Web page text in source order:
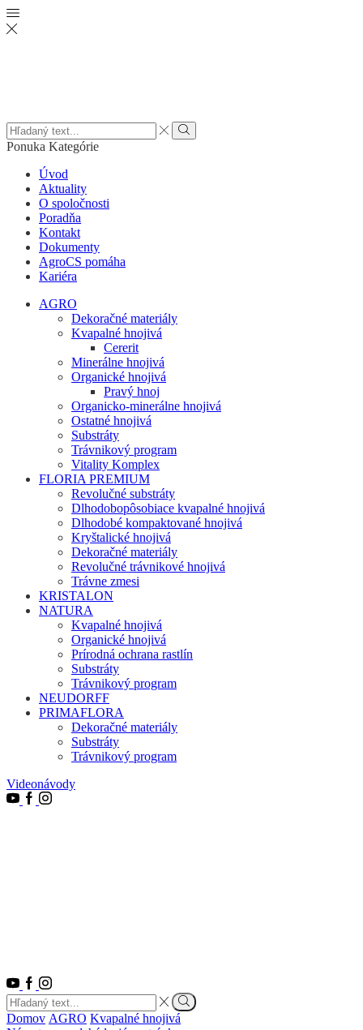
Search
input
Vyhľadať
Ponuka Kategórie
Úvod
Aktuality
O spoločnosti
Poradňa
Kontakt
Dokumenty
AgroCS pomáha
Kariéra
AGRO
Dekoračné materiály
Kvapalné hnojivá
Cererit
Minerálne hnojivá
Organické hnojivá
Pravý hnoj
Organicko-minerálne hnojivá
Ostatné hnojivá
Substráty
Trávnikový program
Vitality Komplex
FLORIA PREMIUM
Revolučné substráty
Dlhodobopôsobiace kvapalné hnojivá
Dlhodobé kompaktované hnojivá
Kryštalické hnojivá
Dekoračné materiály
Revolučné trávnikové hnojivá
Trávne zmesi
KRISTALON
NATURA
Kvapalné hnojivá
Organické hnojivá
Prírodná ochrana rastlín
Substráty
Trávnikový program
NEUDORFF
PRIMAFLORA
Dekoračné materiály
Substráty
Trávnikový program
Videonávody
Youtube
Facebook
Instagram
Youtube
Facebook
Instagram
Search
input
Vyhľadať
Domov AGRO Kvapalné hnojivá